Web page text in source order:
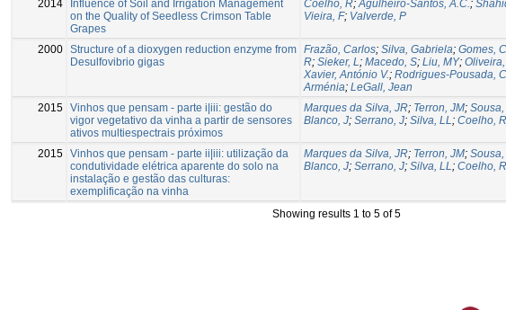
2014
Influence of Soil and Irrigation Management
on the Quality of Seedless Crimson Table
Grapes
Coelho, R;Agulheiro-Santos, A.C.;
Vieira, F; Valverde, P
2000 Structure of a dioxygen reduction enzyme from
Desulfovibrio gigas
Frazão, Carlos; Silva, Gabriela; Gomes,
R; Sieker, L; Macedo, S; Liu, MY;
Xavier, António V.; Rodrigues-Pousada,
Arménia; LeGall, Jean
2015 Vinhos que pensam - parte i|iii: gestão do
vigor vegetativo da vinha a partir de sensores
ativos multiespectrais próximos
Marques da Silva, JR; Terron, JM; Sousa,
Blanco, J; Serrano, J; Silva, LL; Coelho, R
2015 Vinhos que pensam - parte ii|iii: utilização da
condutividade elétrica aparente do solo na
instalação e gestão das culturas:
exemplificação na vinha
Marques da Silva, JR; Terron, JM; Sousa,
Blanco, J; Serrano, J; Silva, LL; Coelho, R
Showing results 1 to 5 of 5